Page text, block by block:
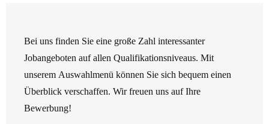
Bei uns finden Sie eine große Zahl interessanter
Jobangeboten auf allen Qualifikationsniveaus. Mit
unserem Auswahlmenü können Sie sich bequem einen
Überblick verschaffen. Wir freuen uns auf Ihre
Bewerbung!